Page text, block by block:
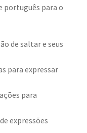
português para o
de saltar e seus
para expressar
para
expressões